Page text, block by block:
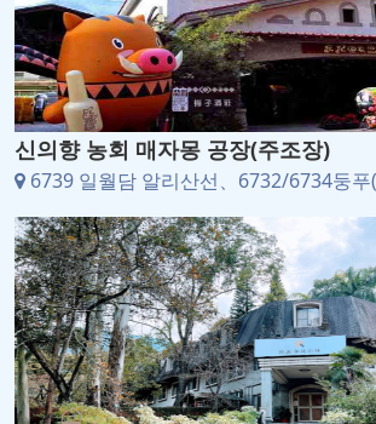
신의향 농회 매자몽 공장(주조장)
6739 일월담 알리산선、6732/6734둥푸